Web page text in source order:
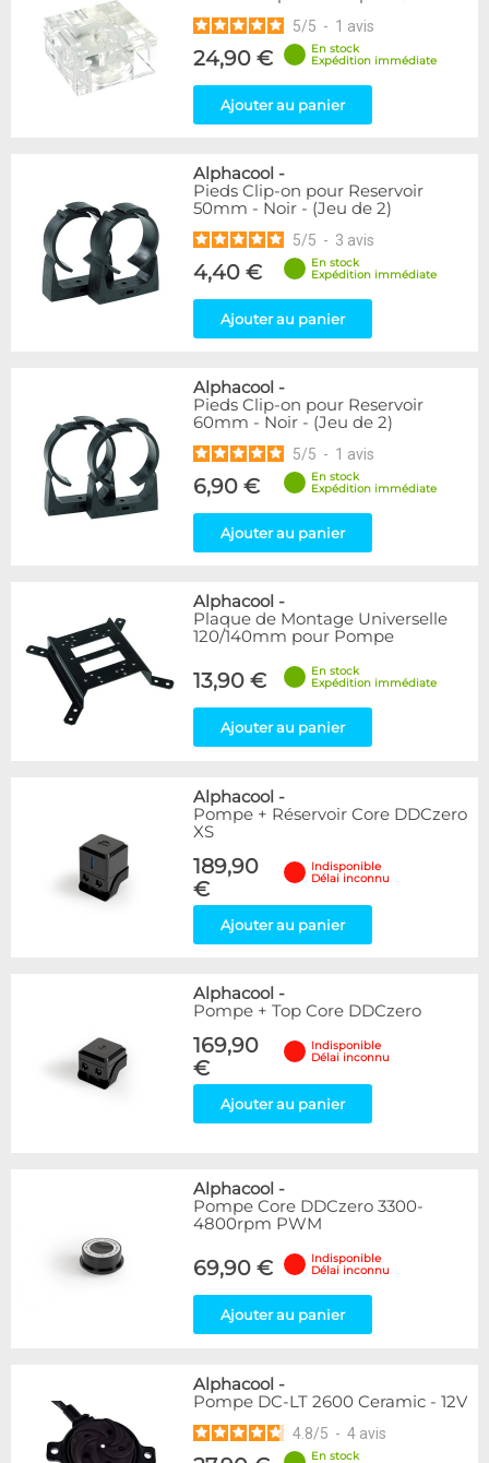
5/5 - 1 avis
24,90 €
En stock
Expédition immédiate
Ajouter au panier
Alphacool -
Pieds Clip-on pour Reservoir
50mm - Noir - (Jeu de 2)
5/5 - 3 avis
4,40 €
En stock
Expédition immédiate
Ajouter au panier
Alphacool -
Pieds Clip-on pour Reservoir
60mm - Noir - (Jeu de 2)
5/5 - 1 avis
6,90 €
En stock
Expédition immédiate
Ajouter au panier
Alphacool -
Plaque de Montage Universelle
120/140mm pour Pompe
13,90 €
En stock
Expédition immédiate
Ajouter au panier
Alphacool -
Pompe + Réservoir Core DDCzero
XS
189,90
€
Indisponible
Délai inconnu
Ajouter au panier
Alphacool -
Pompe + Top Core DDCzero
169,90
€
Indisponible
Délai inconnu
Ajouter au panier
Alphacool -
Pompe Core DDCzero 3300-
4800rpm PWM
69,90 €
Indisponible
Délai inconnu
Ajouter au panier
Alphacool -
Pompe DC-LT 2600 Ceramic - 12V
4.8/5 - 4 avis
En stock